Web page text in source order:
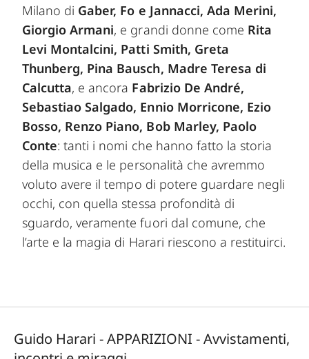
Milano di Gaber, Fo e Jannacci, Ada Merini,
Giorgio Armani, e grandi donne come Rita
Levi Montalcini, Patti Smith, Greta
Thunberg, Pina Bausch, Madre Teresa di
Calcutta, e ancora Fabrizio De André,
Sebastiao Salgado, Ennio Morricone, Ezio
Bosso, Renzo Piano, Bob Marley, Paolo
Conte: tanti i nomi che hanno fatto la storia
della musica e le personalità che avremmo
voluto avere il tempo di potere guardare negli
occhi, con quella stessa profondità di
sguardo, veramente fuori dal comune, che
l’arte e la magia di Harari riescono a restituirci.
Guido Harari - APPARIZIONI - Avvistamenti,